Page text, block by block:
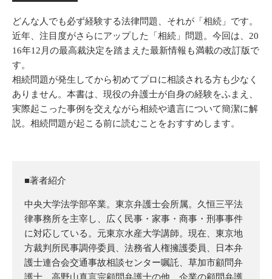
どんな人でも必ず経験する法律問題、それが「相続」です。
近年、注目度がさらにアップした「相続」問題。今回は、20
16年12月の最高裁決定を踏まえた最新情報も満載の改訂版で
す。
相続問題が発生してから初めてプロに相談される方も少なく
ありません。本書は、現役の弁護士が自身の経験をふまえ、
実際起こった事例を交えながら相続や遺言について簡潔に解
説。相続問題が起こる前に読むことをおすすめします。
■著者紹介
中央大学法学部卒業。東京弁護士会所属。久恒三平法
律事務所を主宰し、広く民事・家事・商事・刑事事件
に対応している。元東京水産大学講師。現在、東京地
方裁判所民事調停委員、法務省人権擁護委員、日本弁
護士連合会交通事故相談センター嘱託、草加市顧問弁